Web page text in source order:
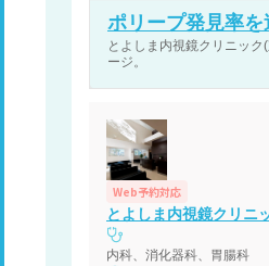
ポリープ発見率
とよしま内視鏡クリニッ
ージ。
Web予約対応
とよしま内視鏡クリニ
内科、消化器科、胃腸科